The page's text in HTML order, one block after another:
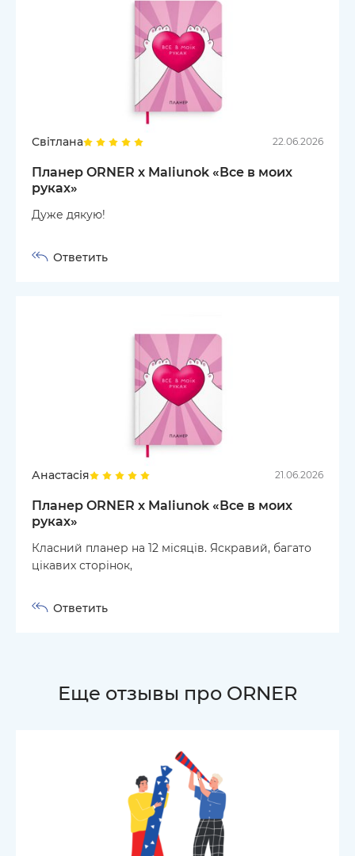
Світлана 22.06.2026
Планер ORNER x Maliunok «Все в моих
руках»
Дуже дякую!
Ответить
Анастасія 21.06.2026
Планер ORNER x Maliunok «Все в моих
руках»
Класний планер на 12 місяців. Яскравий, багато
цікавих сторінок,
Ответить
Еще отзывы про ORNER